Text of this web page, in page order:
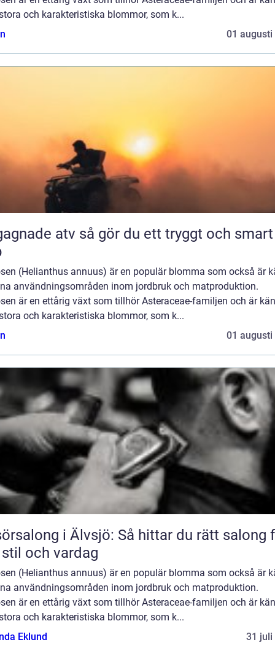
och karakteristiska blommor, som k...
01 augusti
atv så gör du ett tryggt och smart
(Helianthus annuus) är en populär blomma som också är
användningsområden inom jordbruk och matproduktion.
är en ettårig växt som tillhör Asteraceae-familjen och är
och karakteristiska blommor, som k...
01 augusti
i Älvsjö: Så hittar du rätt salong
och vardag
(Helianthus annuus) är en populär blomma som också är
användningsområden inom jordbruk och matproduktion.
är en ettårig växt som tillhör Asteraceae-familjen och är
och karakteristiska blommor, som k...
Eklund
31 juli